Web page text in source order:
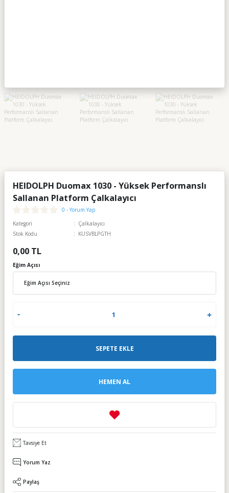
HEIDOLPH Duomax 1030 - Yüksek Performanslı
Sallanan Platform Çalkalayıcı
0 - Yorum Yap
Kategori
Çalkalayıcı
Stok Kodu
KUSVBLPGTH
0,00 TL
Eğim Açısı
SEPETE EKLE
HEMEN AL
Tavsiye Et
Yorum Yaz
Paylaş
Cihazı